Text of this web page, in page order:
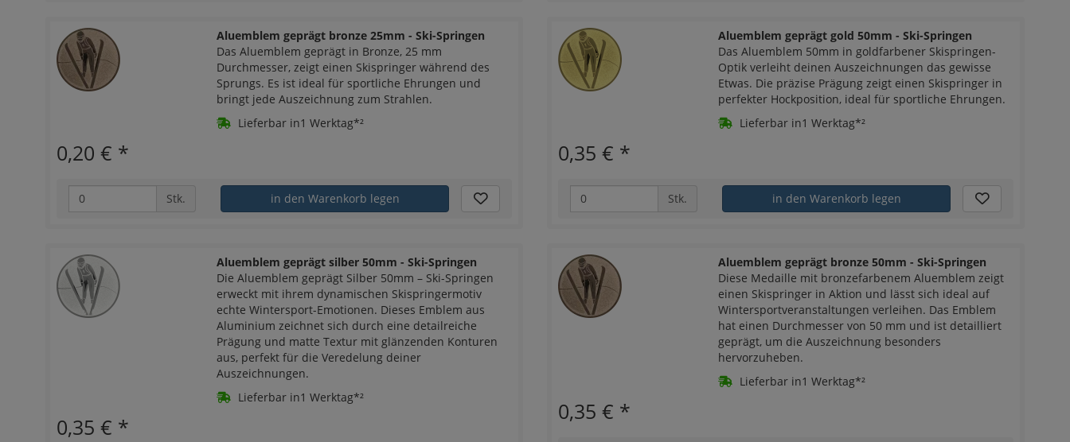
Aluemblem geprägt bronze 25mm - Ski-Springen
Das Aluemblem geprägt in Bronze, 25 mm
Durchmesser, zeigt einen Skispringer während des
Sprungs. Es ist ideal für sportliche Ehrungen und
bringt jede Auszeichnung zum Strahlen.
Lieferbar in1 Werktag*²
0,20 € *
Stk. in den Warenkorb legen
Aluemblem geprägt gold 50mm - Ski-Springen
Das Aluemblem 50mm in goldfarbener Skispringen-
Optik verleiht deinen Auszeichnungen das gewisse
Etwas. Die präzise Prägung zeigt einen Skispringer in
perfekter Hockposition, ideal für sportliche Ehrungen.
Lieferbar in1 Werktag*²
0,35 € *
Stk. in den Warenkorb legen
Aluemblem geprägt silber 50mm - Ski-Springen
Die Aluemblem geprägt Silber 50mm – Ski-Springen
erweckt mit ihrem dynamischen Skispringermotiv
echte Wintersport-Emotionen. Dieses Emblem aus
Aluminium zeichnet sich durch eine detailreiche
Prägung und matte Textur mit glänzenden Konturen
aus, perfekt für die Veredelung deiner
Auszeichnungen.
Lieferbar in1 Werktag*²
0,35 € *
Aluemblem geprägt bronze 50mm - Ski-Springen
Diese Medaille mit bronzefarbenem Aluemblem zeigt
einen Skispringer in Aktion und lässt sich ideal auf
Wintersportveranstaltungen verleihen. Das Emblem
hat einen Durchmesser von 50 mm und ist detailliert
geprägt, um die Auszeichnung besonders
hervorzuheben.
Lieferbar in1 Werktag*²
0,35 € *